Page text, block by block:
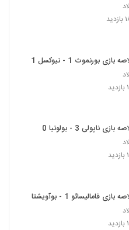
بازی بورنموث 1 - نیوکسل 1
بازی ناپولی 3 - بولونیا 0
بازی فامالیسائو 1 - بوآویشتا 0